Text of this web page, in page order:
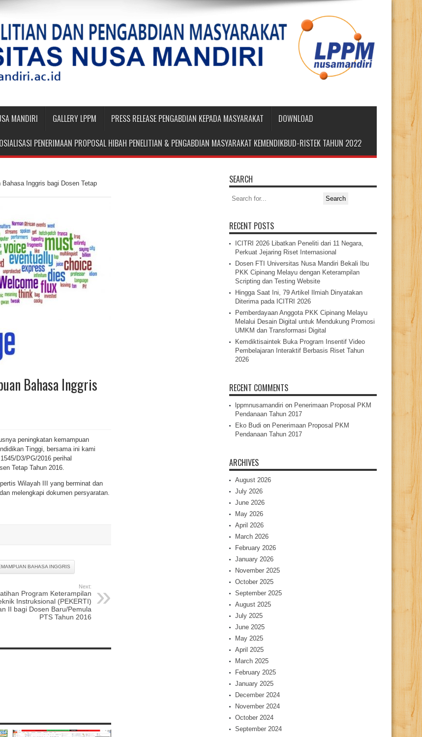
MANDIRI GALLERY LPPM PRESS RELEASE PENGABDIAN KEPADA MASYARAKAT DOWNLOAD
PENERIMAAN PROPOSAL HIBAH PENELITIAN & PENGABDIAN MASYARAKAT KEMENDIKBUD-RISTEK TAHUN 2022
Inggris bagi Dosen Tetap
Bahasa Inggris
peningkatan kemampuan
Tinggi, bersama ini kami
D3/PG/2016 perihal
Tetap Tahun 2016.
Wilayah III yang berminat dan
melengkapi dokumen persyaratan.
BAHASA INGGRIS
Next:
Program Keterampilan
Instruksional (PEKERTI)
II bagi Dosen Baru/Pemula
PTS Tahun 2016
SEARCH
Search
for:
RECENT POSTS
ICITRI 2026 Libatkan Peneliti dari 11 Negara,
Perkuat Jejaring Riset Internasional
Dosen FTI Universitas Nusa Mandiri Bekali Ibu
PKK Cipinang Melayu dengan Keterampilan
Scripting dan Testing Website
Hingga Saat Ini, 79 Artikel Ilmiah Dinyatakan
Diterima pada ICITRI 2026
Pemberdayaan Anggota PKK Cipinang Melayu
Melalui Desain Digital untuk Mendukung Promosi
UMKM dan Transformasi Digital
Kemdiktisaintek Buka Program Insentif Video
Pembelajaran Interaktif Berbasis Riset Tahun
2026
RECENT COMMENTS
lppmnusamandiri on Penerimaan Proposal PKM
Pendanaan Tahun 2017
Eko Budi on Penerimaan Proposal PKM
Pendanaan Tahun 2017
ARCHIVES
August 2026
July 2026
June 2026
May 2026
April 2026
March 2026
February 2026
January 2026
November 2025
October 2025
September 2025
August 2025
July 2025
June 2025
May 2025
April 2025
March 2025
February 2025
January 2025
December 2024
November 2024
October 2024
September 2024